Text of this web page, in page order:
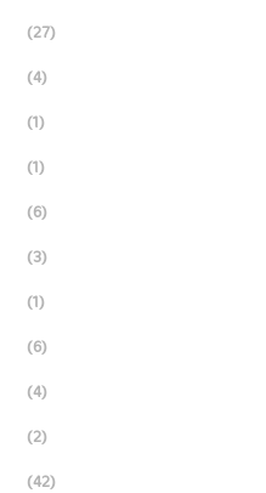
(27)
(4)
(1)
(1)
(6)
(3)
(1)
(6)
(4)
(2)
(42)